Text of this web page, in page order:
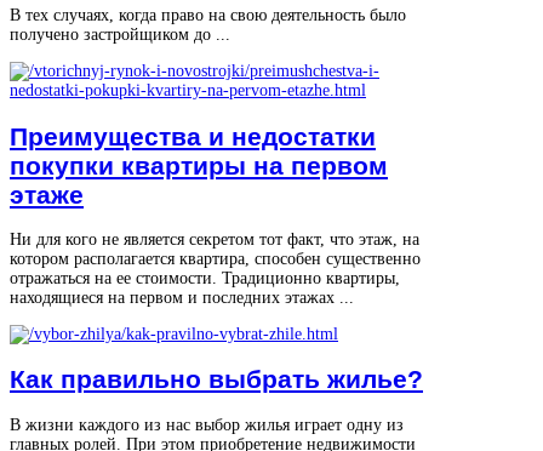
В тех случаях, когда право на свою деятельность было
получено застройщиком до ...
Преимущества и недостатки
покупки квартиры на первом
этаже
Ни для кого не является секретом тот факт, что этаж, на
котором располагается квартира, способен существенно
отражаться на ее стоимости. Традиционно квартиры,
находящиеся на первом и последних этажах ...
Как правильно выбрать жилье?
В жизни каждого из нас выбор жилья играет одну из
главных ролей. При этом приобретение недвижимости